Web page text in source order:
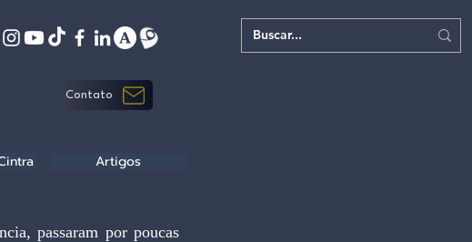
Contato
passaram por poucas
Artigos